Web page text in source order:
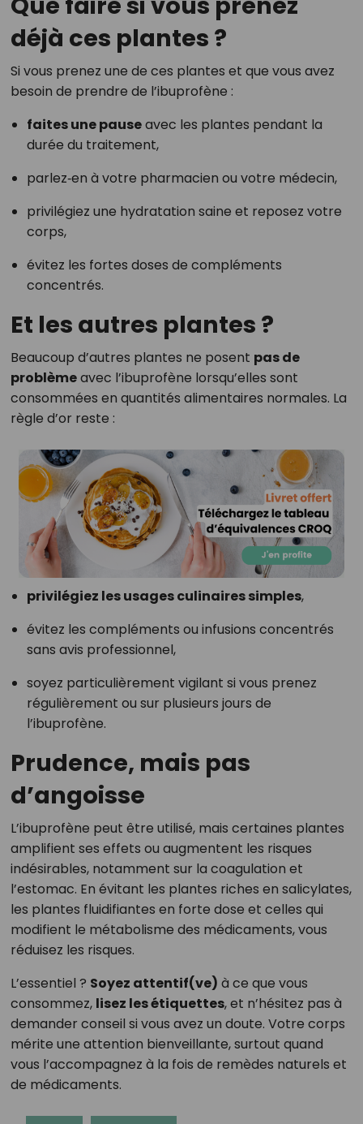
déjà ces plantes ?
Si vous prenez une de ces plantes et que vous avez
besoin de prendre de l’ibuprofène :
faites une pauseavec les plantes pendant la
durée du traitement,
parlez‑en à votre pharmacien ou votre médecin,
privilégiez une hydratation saine et reposez votre
corps,
évitez les fortes doses de compléments
concentrés.
Et les autres plantes ?
Beaucoup d’autres plantes ne posent pas de
problèmeavec l’ibuprofène lorsqu’elles sont
consommées en quantités alimentaires normales. La
règle d’or reste :
privilégiez les usages culinaires simples,
évitez les compléments ou infusions concentrés
sans avis professionnel,
soyez particulièrement vigilant si vous prenez
régulièrement ou sur plusieurs jours de
l’ibuprofène.
Prudence, mais pas
d’angoisse
L’ibuprofène peut être utilisé, mais certaines plantes
amplifient ses effets ou augmentent les risques
indésirables, notamment sur la coagulation et
l’estomac. En évitant les plantes riches en salicylates,
les plantes fluidifiantes en forte dose et celles qui
modifient le métabolisme des médicaments, vous
réduisez les risques.
L’essentiel ? Soyez attentif(ve) à ce que vous
consommez, lisez les étiquettes, et n’hésitez pas à
demander conseil si vous avez un doute. Votre corps
mérite une attention bienveillante, surtout quand
vous l’accompagnez à la fois de remèdes naturels et
de médicaments.